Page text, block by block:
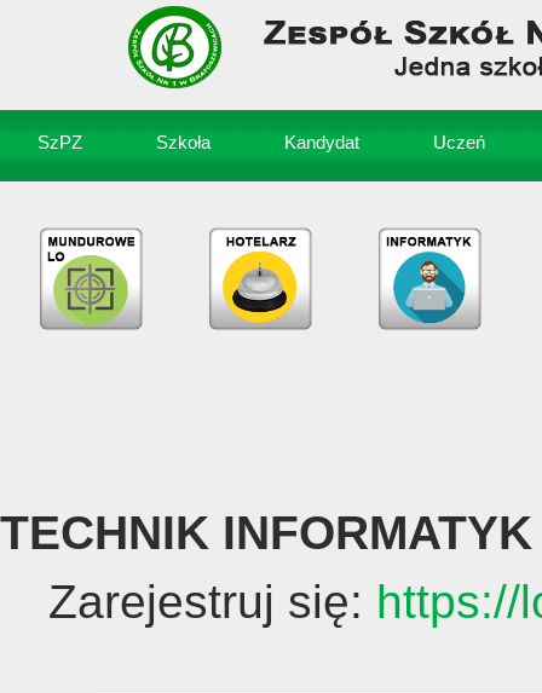
SzPZ Szkoła Kandydat Uczeń
TECHNIK INFORMATYK
Zarejestruj się: https://